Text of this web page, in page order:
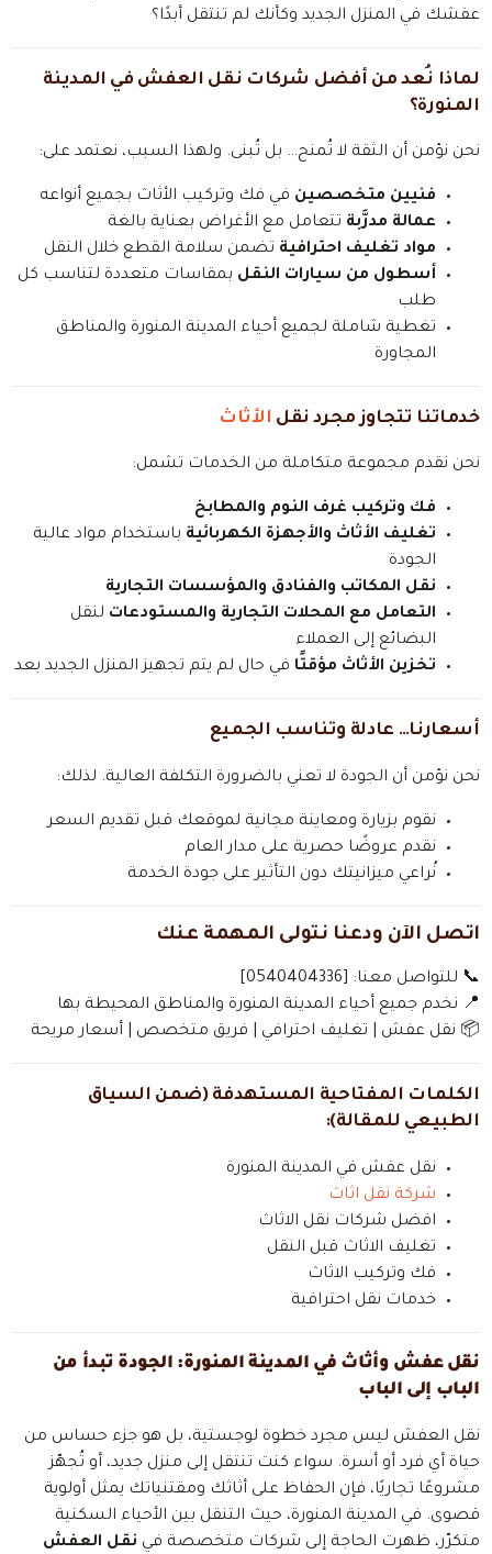
عفشك في المنزل الجديد وكأنك لم تنتقل أبدًا؟
لماذا نُعد من أفضل شركات نقل العفش في المدينة
المنورة؟
نحن نؤمن أن الثقة لا تُمنح… بل تُبنى. ولهذا السبب، نعتمد على:
فنيين متخصصين في فك وتركيب الأثاث بجميع أنواعه
عمالة مدرَّبة تتعامل مع الأغراض بعناية بالغة
مواد تغليف احترافية تضمن سلامة القطع خلال النقل
أسطول من سيارات النقل بمقاسات متعددة لتناسب كل
طلب
تغطية شاملة لجميع أحياء المدينة المنورة والمناطق
المجاورة
خدماتنا تتجاوز مجرد نقل الأثاث
نحن نقدم مجموعة متكاملة من الخدمات تشمل:
فك وتركيب غرف النوم والمطابخ
تغليف الأثاث والأجهزة الكهربائية باستخدام مواد عالية
الجودة
نقل المكاتب والفنادق والمؤسسات التجارية
التعامل مع المحلات التجارية والمستودعات لنقل
البضائع إلى العملاء
تخزين الأثاث مؤقتًا في حال لم يتم تجهيز المنزل الجديد بعد
أسعارنا… عادلة وتناسب الجميع
نحن نؤمن أن الجودة لا تعني بالضرورة التكلفة العالية. لذلك:
نقوم بزيارة ومعاينة مجانية لموقعك قبل تقديم السعر
نقدم عروضًا حصرية على مدار العام
نُراعي ميزانيتك دون التأثير على جودة الخدمة
اتصل الآن ودعنا نتولى المهمة عنك
📞 للتواصل معنا: [0540404336]
📍 نخدم جميع أحياء المدينة المنورة والمناطق المحيطة بها
📦 نقل عفش | تغليف احترافي | فريق متخصص | أسعار مريحة
الكلمات المفتاحية المستهدفة (ضمن السياق
الطبيعي للمقالة):
نقل عفش في المدينة المنورة
شركة نقل اثاث
افضل شركات نقل الاثاث
تغليف الاثاث قبل النقل
فك وتركيب الاثاث
خدمات نقل احترافية
نقل عفش وأثاث في المدينة المنورة: الجودة تبدأ من
الباب إلى الباب
نقل العفش ليس مجرد خطوة لوجستية، بل هو جزء حساس من
حياة أي فرد أو أسرة. سواء كنت تنتقل إلى منزل جديد، أو تُجهّز
مشروعًا تجاريًا، فإن الحفاظ على أثاثك ومقتنياتك يمثل أولوية
قصوى. في المدينة المنورة، حيث التنقل بين الأحياء السكنية
متكرّر، ظهرت الحاجة إلى شركات متخصصة في نقل العفش